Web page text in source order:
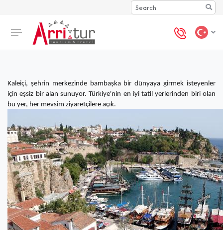
Search
Kaleiçi, şehrin merkezinde bambaşka bir dünyaya girmek isteyenler
için eşsiz bir alan sunuyor. Türkiye'nin en iyi tatil yerlerinden biri olan
bu yer, her mevsim ziyaretçilere açık.